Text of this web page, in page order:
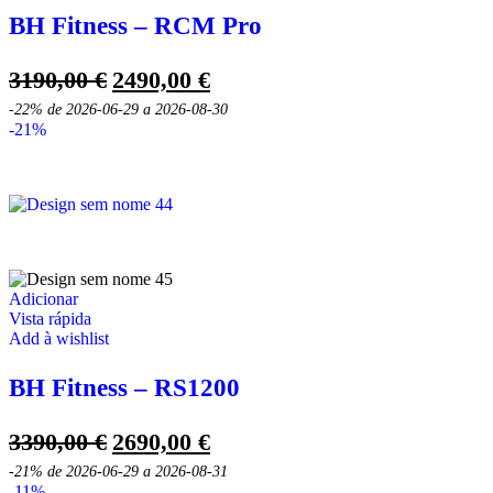
BH Fitness – RCM Pro
3190,00€ O
preço
2490,00 €O
preço
-22% de 2026-06-29 a 2026-08-30
-21%
Adicionar
Vista rápida
Add à wishlist
BH Fitness – RS1200
3390,00€ O
preço
2690,00 €O
preço
-21% de 2026-06-29 a 2026-08-31